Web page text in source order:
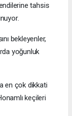
tahsis
bekleyenler,
yoğunluk
en çok dikkati
keçileri